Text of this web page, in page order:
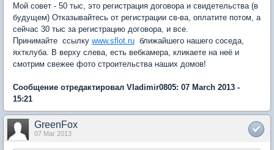
Мой совет - 50 тыс, это регистрация договора и свидетельства (в
будущем) Отказывайтесь от регистрации св-ва, оплатите потом, а
сейчас 30 тыс за регистрацию договора, и все.
Принимайте ссылку www.sflot.ru ближайшего нашего соседа,
яхтклуба. В верху слева, есть вебкамера, кликаете на неё и
смотрим свежее фото строительства наших домов!
Сообщение отредактировал Vladimir0805: 07 March 2013 -
15:21
GreenFox
07 Mar 2013